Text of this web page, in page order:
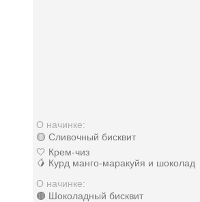
О начинке:
🟡 Сливочный бисквит
🤍 Крем-чиз
🥭 Курд манго-маракуйя и шоколад
О начинке:
🟤 Шоколадный бисквит